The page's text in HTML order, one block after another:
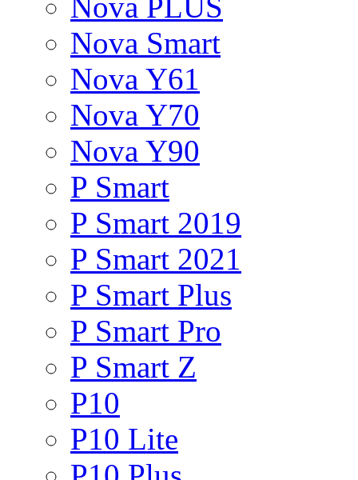
Nova Smart
Nova Y61
Nova Y70
Nova Y90
P Smart
P Smart 2019
P Smart 2021
P Smart Plus
P Smart Pro
P Smart Z
P10
P10 Lite